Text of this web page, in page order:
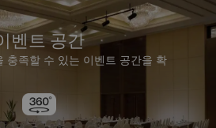
벤트 공간
충족할 수 있는 이벤트 공간을 확